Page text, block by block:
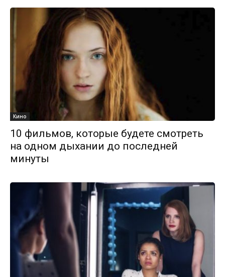
Кино
10 фильмов, которые будете смотреть
на одном дыхании до последней
минуты